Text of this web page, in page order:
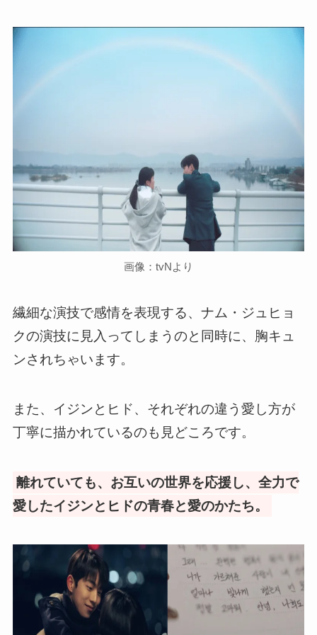
画像：tvNより
繊細な演技で感情を表現する、ナム・ジュヒョ
クの演技に見入ってしまうのと同時に、胸キュ
ンされちゃいます。
また、イジンとヒド、それぞれの違う愛し方が
丁寧に描かれているのも見どころです。
離れていても、お互いの世界を応援し、全力で
愛したイジンとヒドの青春と愛のかたち。